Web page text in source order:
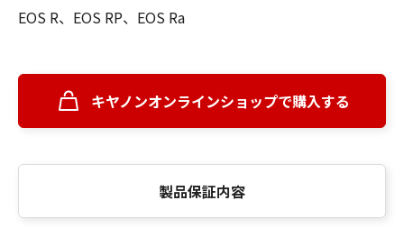
EOS R、EOS RP、EOS Ra
キヤノンオンラインショップで購入する
製品保証内容